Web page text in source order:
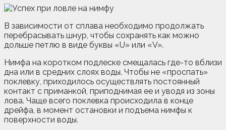
В зависимости от сплава необходимо продолжать
перебрасывать шнур, чтобы сохранять как можно
дольше петлю в виде буквы «U» или «V».
Нимфа на коротком подлеске смещалась где-то вблизи
дна или в средних слоях воды. Чтобы не «проспать»
поклевку, приходилось осуществлять постоянный
контакт с приманкой, приподнимая ее и уводя из зоны
лова. Чаще всего поклевка происходила в конце
дрейфа, в момент остановки и подъема нимфы к
поверхности воды.